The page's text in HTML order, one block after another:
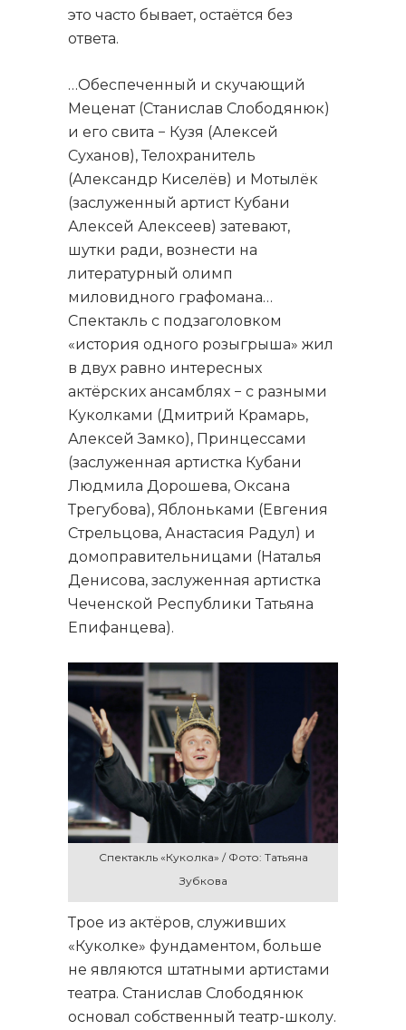
это часто бывает, остаётся без
ответа.
…Обеспеченный и скучающий
Меценат (Станислав Слободянюк)
и его свита − Кузя (Алексей
Суханов), Телохранитель
(Александр Киселёв) и Мотылёк
(заслуженный артист Кубани
Алексей Алексеев) затевают,
шутки ради, вознести на
литературный олимп
миловидного графомана…
Спектакль с подзаголовком
«история одного розыгрыша» жил
в двух равно интересных
актёрских ансамблях − с разными
Куколками (Дмитрий Крамарь,
Алексей Замко), Принцессами
(заслуженная артистка Кубани
Людмила Дорошева, Оксана
Трегубова), Яблоньками (Евгения
Стрельцова, Анастасия Радул) и
домоправительницами (Наталья
Денисова, заслуженная артистка
Чеченской Республики Татьяна
Епифанцева).
Спектакль «Куколка» / Фото: Татьяна
Зубкова
Трое из актёров, служивших
«Куколке» фундаментом, больше
не являются штатными артистами
театра. Станислав Слободянюк
основал собственный театр-школу.